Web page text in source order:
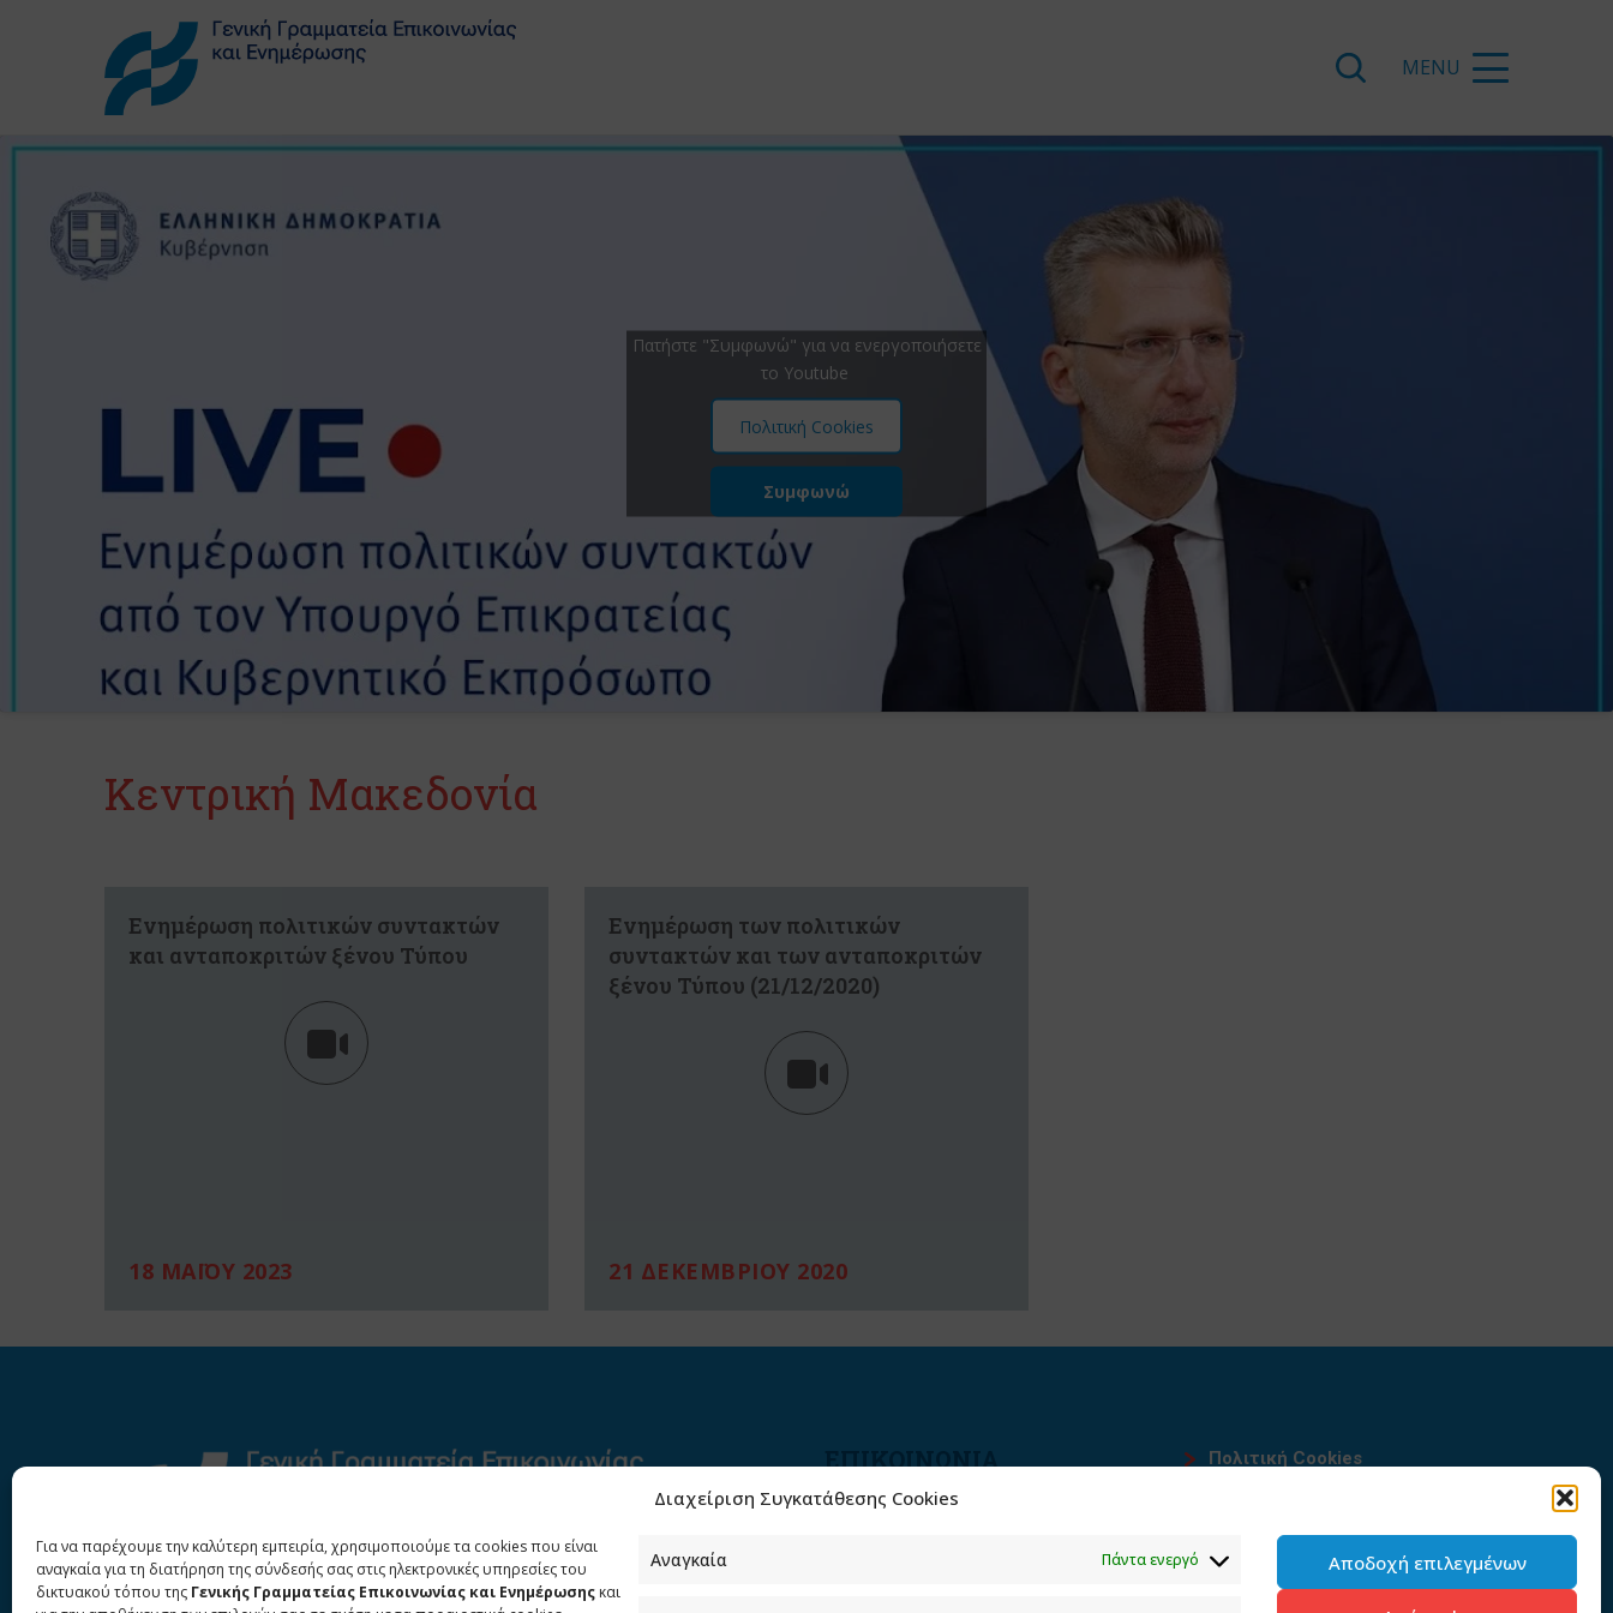
Διαχείριση Συγκατάθεσης Cookies
Για να παρέχουμε την καλύτερη εμπειρία, χρησιμοποιούμε τα cookies που είναι
αναγκαία για τη διατήρηση της σύνδεσής σας στις ηλεκτρονικές υπηρεσίες του
δικτυακού τόπου της Γενικής Γραμματείας Επικοινωνίας και Ενημέρωσης και
Αναγκαία Πάντα ενεργό Αποδοχή επιλεγμένων
Πατήστε "Συμφωνώ" για να ενεργοποιήσετε
το Youtube
Πολιτική Cookies
Συμφωνώ
Κεντρική Μακεδονία
Ενημέρωση πολιτικών συντακτών
και ανταποκριτών ξένου Τύπου
18 ΜΑΪΟΥ 2023
Eνημέρωση των πολιτικών
συντακτών και των ανταποκριτών
ξένου Τύπου (21/12/2020)
21 ΔΕΚΕΜΒΡΙΟΥ 2020
ΕΠΙΚΟΙΝΩΝΙΑ
Φραγκούδη 11 & Αλεξάνδρου
Πολιτική Cookies
Πολιτική προστασίας
προσωπικών δεδομένων του
παρόντος ιστότοπου